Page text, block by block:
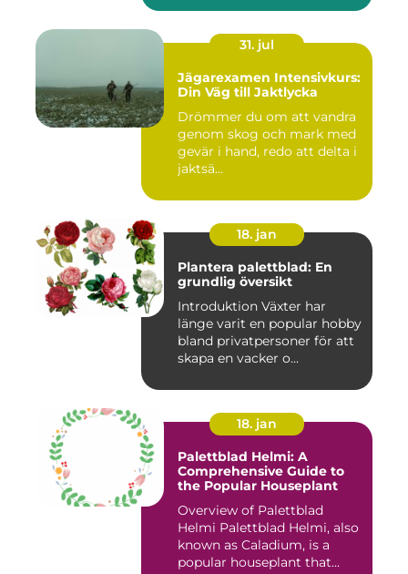
31. jul
Jägarexamen Intensivkurs:
Din Väg till Jaktlycka
Drömmer du om att vandra
genom skog och mark med
gevär i hand, redo att delta i
jaktsä...
18. jan
Plantera palettblad: En
grundlig översikt
Introduktion Växter har
länge varit en popular hobby
bland privatpersoner för att
skapa en vacker o...
18. jan
Palettblad Helmi: A
Comprehensive Guide to
the Popular Houseplant
Overview of Palettblad
Helmi Palettblad Helmi, also
known as Caladium, is a
popular houseplant that...